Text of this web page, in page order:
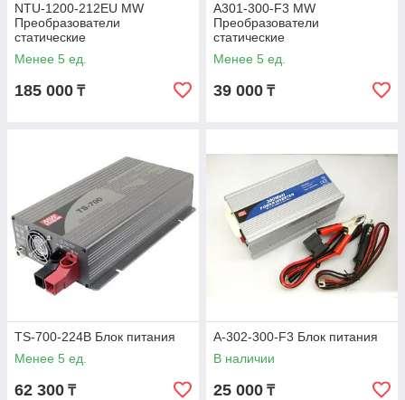
NTU-1200-212EU MW
Преобразователи
статические
Менее 5 ед.
185 000 ₸
A301-300-F3 MW
Преобразователи
статические
Менее 5 ед.
39 000 ₸
TS-700-224B Блок питания
Менее 5 ед.
62 300 ₸
A-302-300-F3 Блок питания
В наличии
25 000 ₸